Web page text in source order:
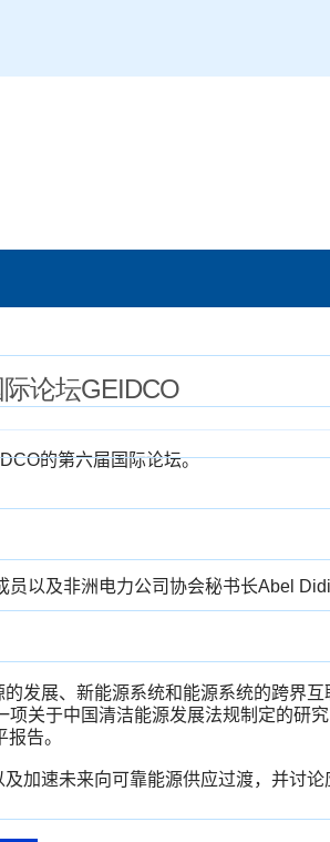
论坛GEIDCO
的第六届国际论坛。
员以及非洲电力公司协会秘书长Abel
发展、新能源系统和能源系统的跨界互
关于中国清洁能源发展法规制定的研究
告。
加速未来向可靠能源供应过渡，并讨论